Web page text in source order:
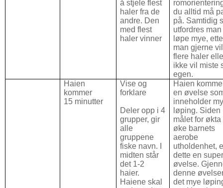
å stjele flest
haler fra de
andre. Den
med flest
haler vinner
du alltid må
på. Samtidig
utfordres
løpe mye,
man gjerne
flere haler
ikke vil miste
egen.
Haien
kommer
15 minutter
Vise og
forklare
Deler opp i 4
grupper, gir
alle
gruppene
fiske navn. I
midten står
det 1-2
haier.
Haiene skal
Haien
en øvelse
inneholder
løping. Siden
målet for økta
øke barnets
aerobe
utholdenhet,
dette en
øvelse.
denne
det mye